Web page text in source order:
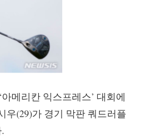
메리칸 익스프레스’ 대회에
우(29)가 경기 막판 쿼드러플